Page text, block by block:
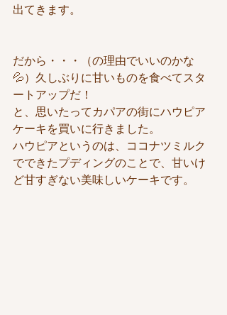
出てきます。
だから・・・（の理由でいいのかな
💦）久しぶりに甘いものを食べてスタ
ートアップだ！
と、思いたってカパアの街にハウピア
ケーキを買いに行きました。
ハウピアというのは、ココナツミルク
でできたプディングのことで、甘いけ
ど甘すぎない美味しいケーキです。